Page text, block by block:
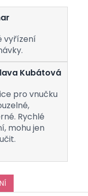
vyřízení
Kubátová
pro vnučku
mohu jen